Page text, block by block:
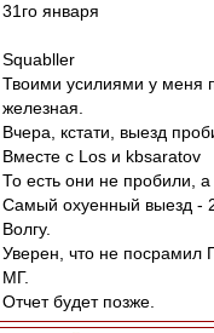
31го января
Squabller
Твоими усилиями у меня
железная.
Вчера, кстати, выезд
Вместе с Los и kbsaratov
То есть они не пробили, а
Самый охуенный выезд -
Волгу.
Уверен, что не посрамил
МГ.
Отчет будет позже.